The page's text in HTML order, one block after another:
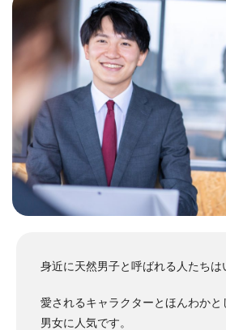
身近に天然男子と呼ばれる人たちは
愛されるキャラクターとほんわかと
男女に人気です。